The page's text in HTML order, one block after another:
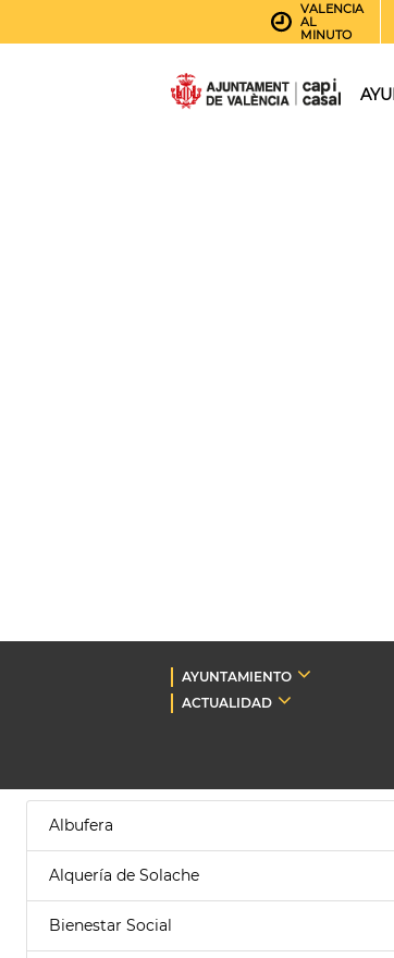
VALENCIA
AL
MINUTO
AYUNTAMIENTO
ACTUALIDAD
Albufera
Alquería de Solache
Bienestar Social